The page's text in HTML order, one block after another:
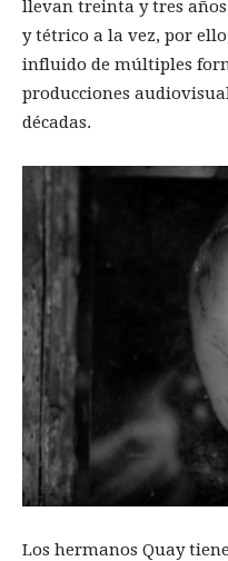
llevan treinta y tres
y tétrico a la vez, por
influido de múltiples
producciones
décadas.
Los hermanos Quay